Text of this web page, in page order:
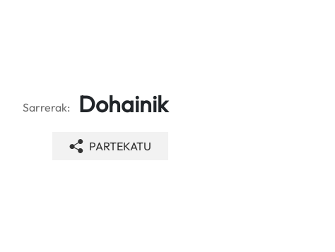
Sarrerak: Dohainik
PARTEKATU